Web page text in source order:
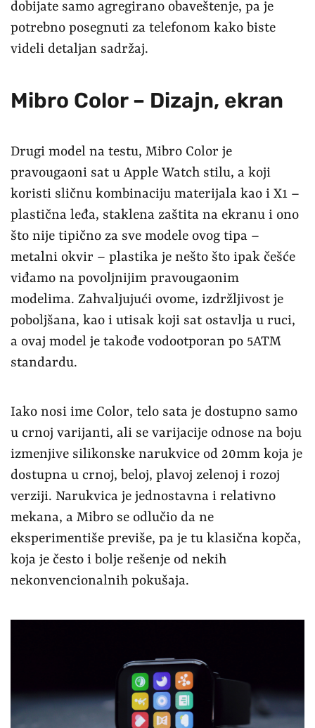
dobijate samo agregirano obaveštenje, pa je
potrebno posegnuti za telefonom kako biste
videli detaljan sadržaj.
Mibro Color – Dizajn, ekran
Drugi model na testu, Mibro Color je
pravougaoni sat u Apple Watch stilu, a koji
koristi sličnu kombinaciju materijala kao i X1 –
plastična leđa, staklena zaštita na ekranu i ono
što nije tipično za sve modele ovog tipa –
metalni okvir – plastika je nešto što ipak češće
viđamo na povoljnijim pravougaonim
modelima. Zahvaljujući ovome, izdržljivost je
poboljšana, kao i utisak koji sat ostavlja u ruci,
a ovaj model je takođe vodootporan po 5ATM
standardu.
Iako nosi ime Color, telo sata je dostupno samo
u crnoj varijanti, ali se varijacije odnose na boju
izmenjive silikonske narukvice od 20mm koja je
dostupna u crnoj, beloj, plavoj zelenoj i rozoj
verziji. Narukvica je jednostavna i relativno
mekana, a Mibro se odlučio da ne
eksperimentiše previše, pa je tu klasična kopča,
koja je često i bolje rešenje od nekih
nekonvencionalnih pokušaja.